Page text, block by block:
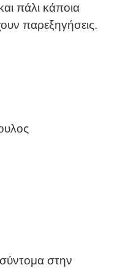
πάλι κάποια
παρεξηγήσεις.
στην